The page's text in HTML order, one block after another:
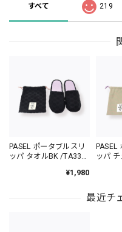
すべて 219
PASEL ポータブルスリ
ッパ タオルBK /TA330-
¥1,980
PASEL
ッパ
最近チ